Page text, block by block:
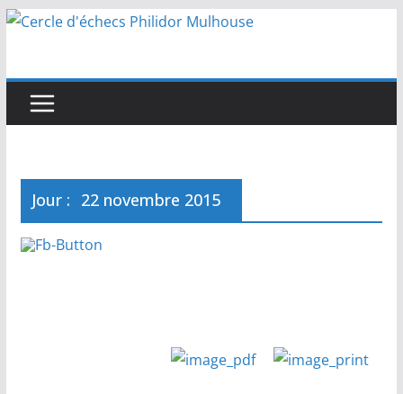
Passer
Jour : 22 novembre 2015